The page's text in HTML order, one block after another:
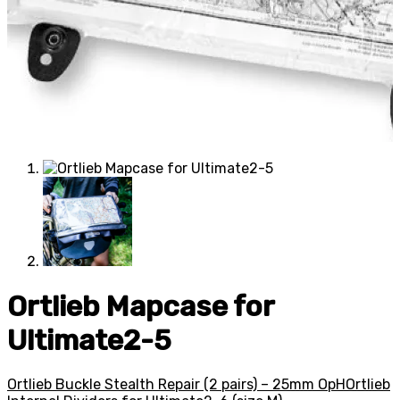
Ortlieb Mapcase for
Ultimate2-5
Ortlieb Buckle Stealth Repair (2 pairs) – 25mm OpHOrtlieb